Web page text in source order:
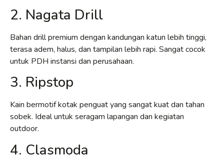
2. Nagata Drill
Bahan drill premium dengan kandungan katun lebih tinggi,
terasa adem, halus, dan tampilan lebih rapi. Sangat cocok
untuk PDH instansi dan perusahaan.
3. Ripstop
Kain bermotif kotak penguat yang sangat kuat dan tahan
sobek. Ideal untuk seragam lapangan dan kegiatan
outdoor.
4. Clasmoda